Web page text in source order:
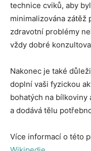
technice cviků, aby
minimalizována zátěž
zdravotní problémy
vždy dobré
Nakonec je také
doplní vaši fyzickou
bohatých na bílkoviny
a dodává tělu
Více informací o této